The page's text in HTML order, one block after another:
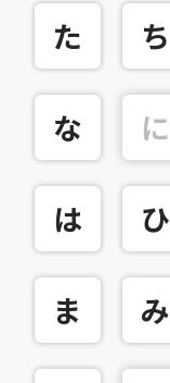
た ち
な に
は ひ
ま み